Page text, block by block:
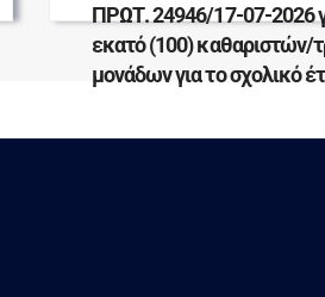
ΠΡΩΤ. 24946/17-07-2026
εκατό (100) καθαριστών/
μονάδων για το σχολικό